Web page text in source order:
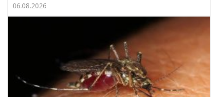
06.08.2026